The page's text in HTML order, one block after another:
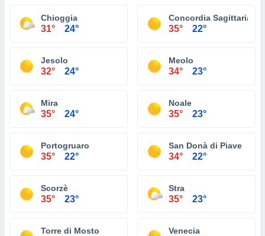
Chioggia
31° 24°
Concordia Sagittaria
35° 22°
Jesolo
32° 24°
Meolo
34° 23°
Mira
35° 24°
Noale
35° 23°
Portogruaro
35° 22°
San Donà di Piave
34° 22°
Scorzè
35° 23°
Stra
35° 23°
Torre di Mosto Venecia